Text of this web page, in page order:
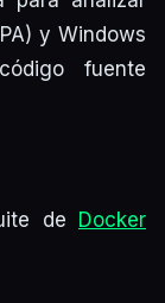
y Windows
fuente
de Docker